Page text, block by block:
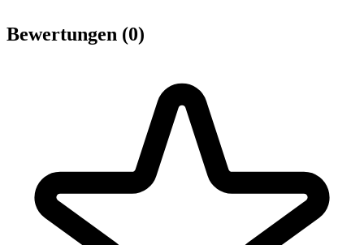
Bewertungen (0)